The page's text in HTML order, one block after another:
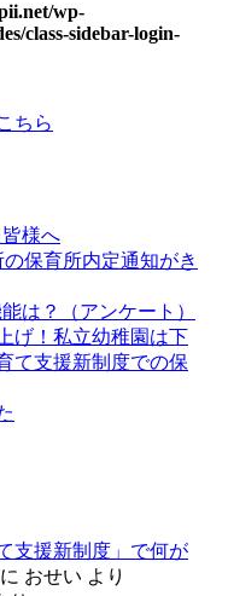
wp-
class-sidebar-login-
ちら
様へ
の保育所内定通知がき
は？（アンケート）
げ！私立幼稚園は下
て支援新制度での保
支援新制度」で何が
に おせい より